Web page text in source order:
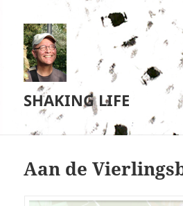
SHAKING LIFE
Aan de